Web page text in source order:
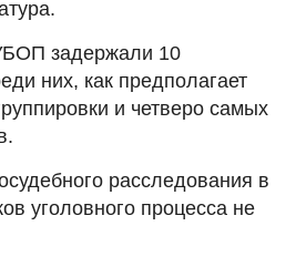
задержали 10
них, как предполагает
и четверо самых
расследования в
уголовного процесса не